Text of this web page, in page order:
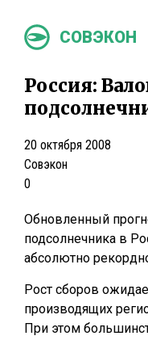
СОВЭКОН
Россия:
20 октября 2008
Совэкон
0
Обновленный
подсолнечника в
абсолютно
Рост сборов
производящих
При этом